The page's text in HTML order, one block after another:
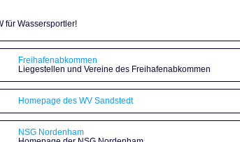
für Wassersportler!
Freihafenabkommen
Liegestellen und Vereine des Freihafenabkommen
Homepage des WV Sandstedt
NSG Nordenham